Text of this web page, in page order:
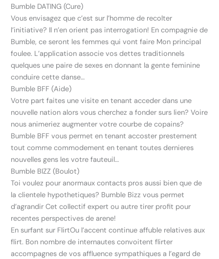
Bumble DATING (Cure)
Vous envisagez que c’est sur l’homme de recolter
l’initiative? Il n’en orient pas interrogation! En compagnie de
Bumble, ce seront les femmes qui vont faire Mon principal
foulee. L’application associe vos dettes traditionnels
quelques une paire de sexes en donnant la gente feminine
conduire cette danse…
Bumble BFF (Aide)
Votre part faites une visite en tenant acceder dans une
nouvelle nation alors vous cherchez a fonder surs lien? Voire
nous animeriez augmenter votre courbe de copains?
Bumble BFF vous permet en tenant accoster prestement
tout comme commodement en tenant toutes dernieres
nouvelles gens les votre fauteuil…
Bumble BIZZ (Boulot)
Toi voulez pour anormaux contacts pros aussi bien que de
la clientele hypothetiques? Bumble Bizz vous permet
d’agrandir Cet collectif expert ou autre tirer profit pour
recentes perspectives de arene!
En surfant sur FlirtOu l’accent continue affuble relatives aux
flirt. Bon nombre de internautes convoitent flirter
accompagnes de vos affluence sympathiques a l’egard de